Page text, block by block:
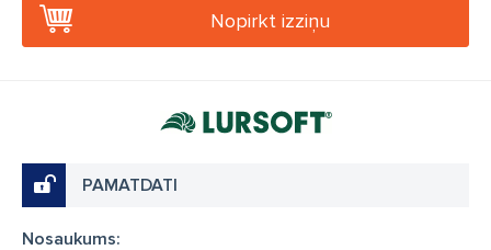
Nopirkt izziņu
PAMATDATI
Nosaukums: